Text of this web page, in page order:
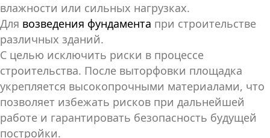
влажности или сильных нагрузках.
Для возведения фундамента при строительстве
различных зданий.
С целью исключить риски в процессе
строительства. После выторфовки площадка
укрепляется высокопрочными материалами, что
позволяет избежать рисков при дальнейшей
работе и гарантировать безопасность будущей
постройки.